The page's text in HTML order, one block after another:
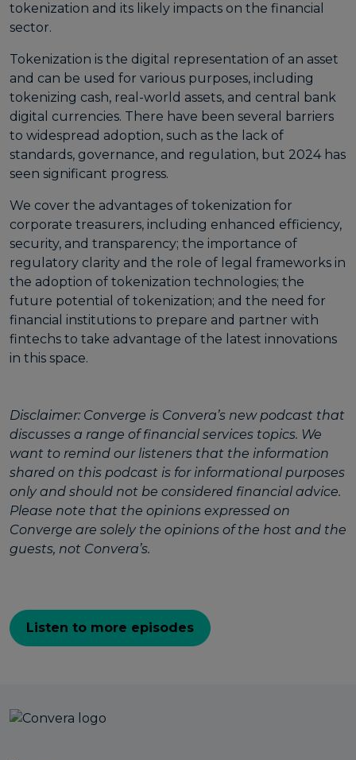
tokenization and its likely impacts on the financial
sector.
Tokenization is the digital representation of an asset
and can be used for various purposes, including
tokenizing cash, real-world assets, and central bank
digital currencies. There have been several barriers
to widespread adoption, such as the lack of
standards, governance, and regulation, but 2024 has
seen significant progress.
We cover the advantages of tokenization for
corporate treasurers, including enhanced efficiency,
security, and transparency; the importance of
regulatory clarity and the role of legal frameworks in
the adoption of tokenization technologies; the
future potential of tokenization; and the need for
financial institutions to prepare and partner with
fintechs to take advantage of the latest innovations
in this space.
Disclaimer: Converge is Convera’s new podcast that
discusses a range of financial services topics. We
want to remind our listeners that the information
shared on this podcast is for informational purposes
only and should not be considered financial advice.
Please note that the opinions expressed on
Converge are solely the opinions of the host and the
guests, not Convera’s.
Listen to more episodes